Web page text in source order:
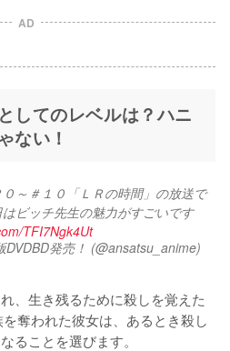
AD
してのレベルは？ハニ
ない！
～＃１０「ＬＲの時間」の放送で
ビッチ先生の魅力がすごいです
TFI7Ngk4Ut
発売！ (@ansatsu_anime)
、生き残るために殺しを覚えた
奪われた彼女は、あるとき殺し
ることを選びます。